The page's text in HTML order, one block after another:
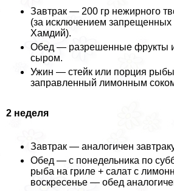
Завтpaк — 200 гр нежирного
(за исключением
Хамдий).
Обед — разрешенные фрукты
сыром.
Ужин — стейк или порция рыбы
заправленный лимонным
2 неделя
Завтpaк — аналогичен
Обед — с понедельника по
рыба на гриле + салат с
воскресенье — обед